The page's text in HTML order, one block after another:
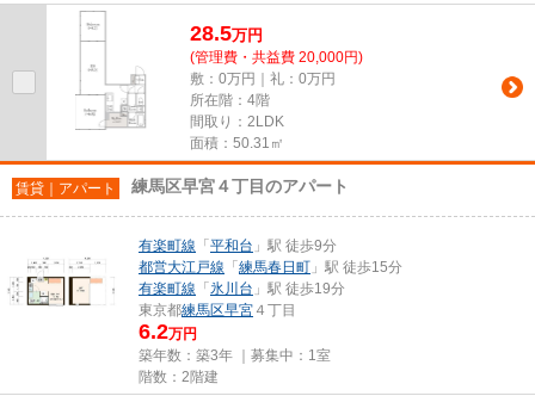
です。近くに駅が3つ以上ある...
28.5万円
(管理費・共益費 20,000円)
敷：0万円｜礼：0万円
所在階：4階
間取り：2LDK
面積：50.31㎡
賃貸｜アパート 練馬区早宮４丁目のアパート
有楽町線 「 平和台 」駅 徒歩9分
都営大江戸線 「 練馬春日町 」駅 徒歩15分
有楽町線 「 氷川台 」駅 徒歩19分
東京都練馬区早宮 ４丁目
6.2万円
築年数：築3年 ｜募集中： 1室
階数：2階建